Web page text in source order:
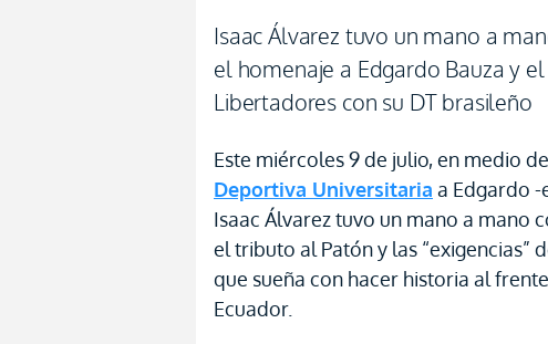
Isaac Álvarez tuvo un mano a
el homenaje a Edgardo Bauza y
Libertadores con su DT brasileño
Este miércoles 9 de julio, en medio
Deportiva Universitaria a Edgardo -
Isaac Álvarez tuvo un mano a mano
el tributo al Patón y las “exigencias”
que sueña con hacer historia al
Ecuador.